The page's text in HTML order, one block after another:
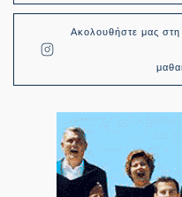
Ακολουθήστε μας